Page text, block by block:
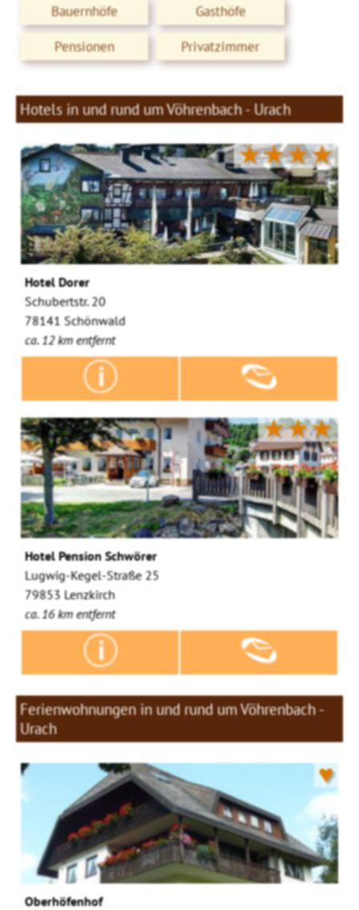
Bauernhöfe
Gasthöfe
Pensionen
Privatzimmer
Hotels in und rund um Vöhrenbach - Urach
★★★★
Hotel Dorer
Schubertstr. 20
78141 Schönwald
ca. 12 km entfernt
★★★
Hotel Pension Schwörer
Lugwig-Kegel-Straße 25
79853 Lenzkirch
ca. 16 km entfernt
Ferienwohnungen in und rund um Vöhrenbach -
Urach
♥
Oberhöfenhof